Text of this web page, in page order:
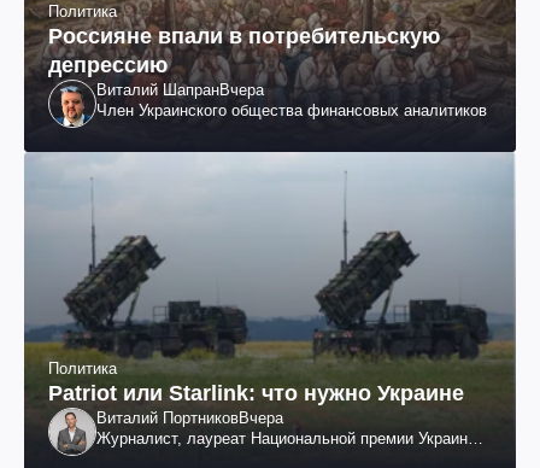
Политика
Россияне впали в потребительскую
депрессию
Виталий ШапранВчера
Член Украинского общества финансовых аналитиков
Политика
Patriot или Starlink: что нужно Украине
Виталий ПортниковВчера
Журналист, лауреат Национальной премии Украины